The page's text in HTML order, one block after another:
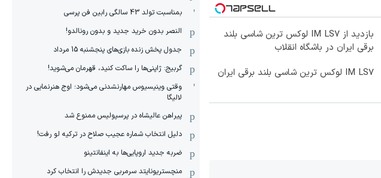
بازدید از IM LS7 لوکس ترین شاسی بلند
برقی ایران در باشگاه انقلاب
IM LS7 لوکس ترین شاسی بلند برقی ایران
بمناسبت تولد 43 سالگی رابین فن پرسی
النصر بدون خرید جدید و بدون رونالدو!
جدول پخش زنده بازی‌های پنجشنبه 15 مرداد
گربیج: ژاپنی‌ها را ساکت کنید، قهرمان می‌شوید!
وقتی وینیسیوس مهارنشدنی می‌شود؛ اوج هنرنمایی در
لالیگا
پیراهن عالیشاه در پرسپولیس ممنوع شد
دلیل انتخاب شماره عجیب صلاح در ترکیه لو رفت!
ضربه جدید اروپایی‌ها به اینفانتینو
منچستریونایتد سرمربی جدیدش را انتخاب کرد